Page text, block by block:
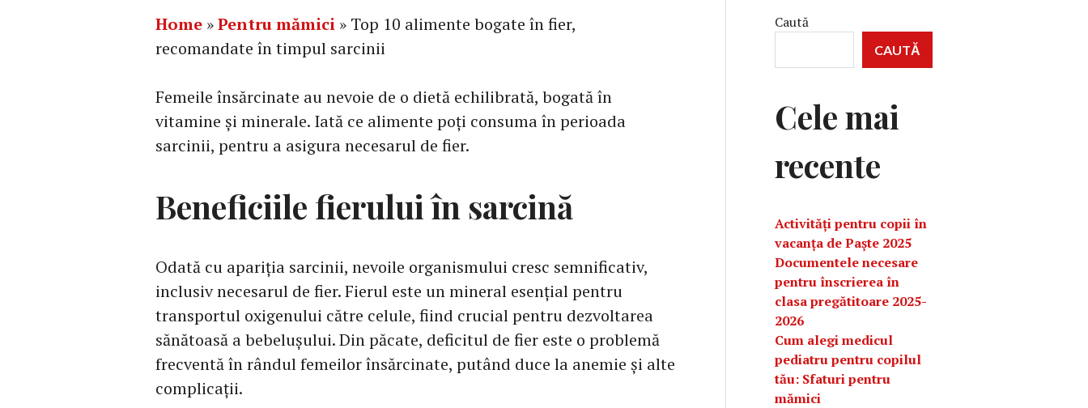
Home »Pentru mămici » Top 10 alimente bogate în fier,
recomandate în timpul sarcinii
Femeile însărcinate au nevoie de o dietă echilibrată, bogată în
vitamine și minerale. Iată ce alimente poți consuma în perioada
sarcinii, pentru a asigura necesarul de fier.
Beneficiile fierului în sarcină
Odată cu apariția sarcinii, nevoile organismului cresc semnificativ,
inclusiv necesarul de fier. Fierul este un mineral esențial pentru
transportul oxigenului către celule, fiind crucial pentru dezvoltarea
sănătoasă a bebelușului. Din păcate, deficitul de fier este o problemă
frecventă în rândul femeilor însărcinate, putând duce la anemie și alte
complicații.
Caută
CAUTĂ
Cele mai
recente
Activități pentru copii în
vacanța de Paște 2025
Documentele necesare
pentru înscrierea în
clasa pregătitoare 2025-
2026
Cum alegi medicul
pediatru pentru copilul
tău: Sfaturi pentru
mămici